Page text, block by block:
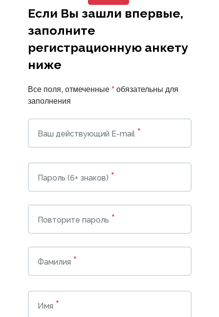
Если Вы зашли впервые,
заполните
регистрационную анкету
ниже
Все поля, отмеченные*обязательны для
заполнения
Ваш действующий E-mail *
Пароль (6+ знаков) *
Повторите пароль *
Фамилия *
Имя *